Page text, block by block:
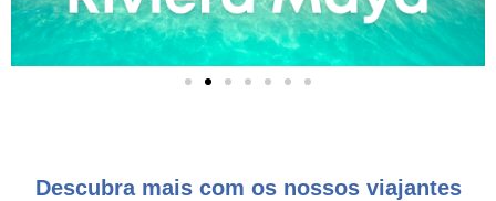
Descubra mais com os nossos viajantes